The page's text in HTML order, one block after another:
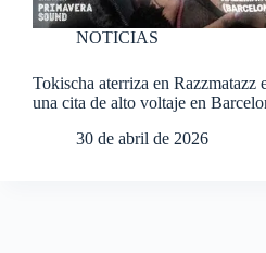
NOTICIAS
Tokischa aterriza en Razzmatazz
una cita de alto voltaje en
30 de abril de 2026